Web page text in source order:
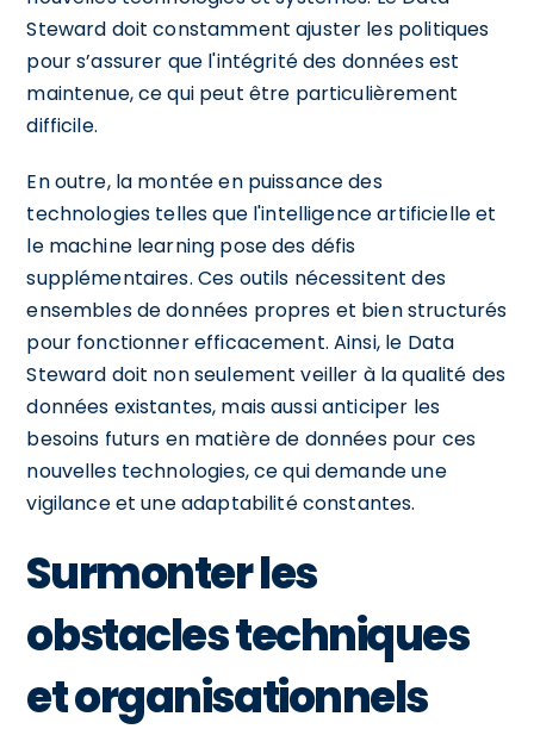
Steward doit constamment ajuster les politiques
pour s’assurer que l'intégrité des données est
maintenue, ce qui peut être particulièrement
difficile.
En outre, la montée en puissance des
technologies telles que l'intelligence artificielle et
le machine learning pose des défis
supplémentaires. Ces outils nécessitent des
ensembles de données propres et bien structurés
pour fonctionner efficacement. Ainsi, le Data
Steward doit non seulement veiller à la qualité des
données existantes, mais aussi anticiper les
besoins futurs en matière de données pour ces
nouvelles technologies, ce qui demande une
vigilance et une adaptabilité constantes.
Surmonter les
obstacles techniques
et organisationnels